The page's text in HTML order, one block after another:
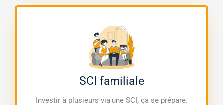
SCI familiale
Investir à plusieurs via une SCI, ça se prépare.